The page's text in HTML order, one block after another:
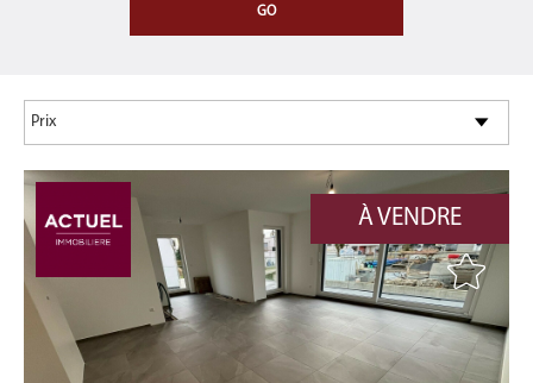
À VENDRE